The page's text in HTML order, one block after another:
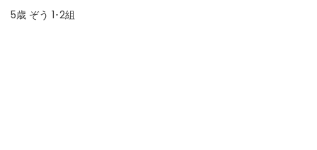
5歳 ぞう 1･2組